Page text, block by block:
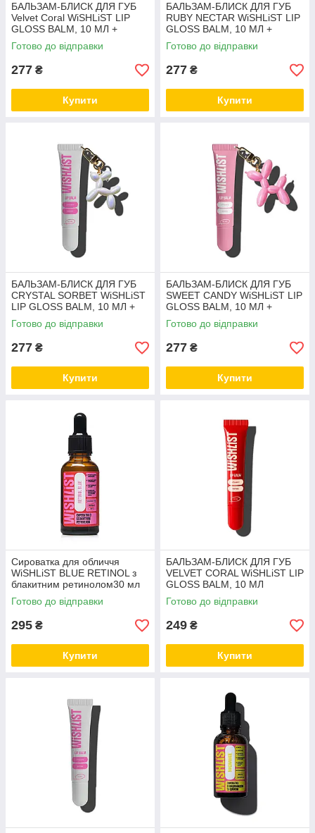
БАЛЬЗАМ-БЛИСК ДЛЯ ГУБ
Velvet Coral WiSHLiST LIP
GLOSS BALM, 10 МЛ +
ІГРАШКА-БРЕЛОК
Готово до відправки
277 ₴
Купити
БАЛЬЗАМ-БЛИСК ДЛЯ ГУБ
RUBY NECTAR WiSHLiST LIP
GLOSS BALM, 10 МЛ +
ІГРАШКА-БРЕЛОК
Готово до відправки
277 ₴
Купити
БАЛЬЗАМ-БЛИСК ДЛЯ ГУБ
CRYSTAL SORBET WiSHLiST
LIP GLOSS BALM, 10 МЛ +
ІГРАШКА-БРЕЛОК
Готово до відправки
277 ₴
Купити
БАЛЬЗАМ-БЛИСК ДЛЯ ГУБ
SWEET CANDY WiSHLiST LIP
GLOSS BALM, 10 МЛ +
ІГРАШКА-БРЕЛОК
Готово до відправки
277 ₴
Купити
Сироватка для обличчя
WiSHLiST BLUE RETINOL з
блакитним ретинолом30 мл
Готово до відправки
295 ₴
Купити
БАЛЬЗАМ-БЛИСК ДЛЯ ГУБ
VELVET CORAL WiSHLiST LIP
GLOSS BALM, 10 МЛ
Готово до відправки
249 ₴
Купити